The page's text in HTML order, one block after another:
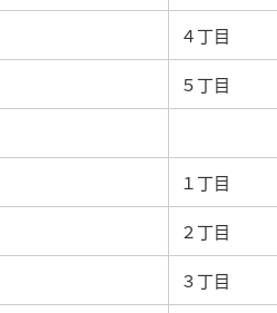
４丁目
５丁目
１丁目
２丁目
３丁目